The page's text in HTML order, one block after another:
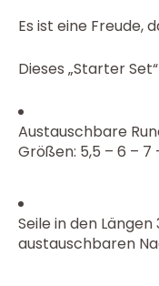
Es ist eine Freude,
Dieses „Starter
Austauschbare
Größen: 5,5 – 6 – 7
Seile in den Längen
austauschbaren